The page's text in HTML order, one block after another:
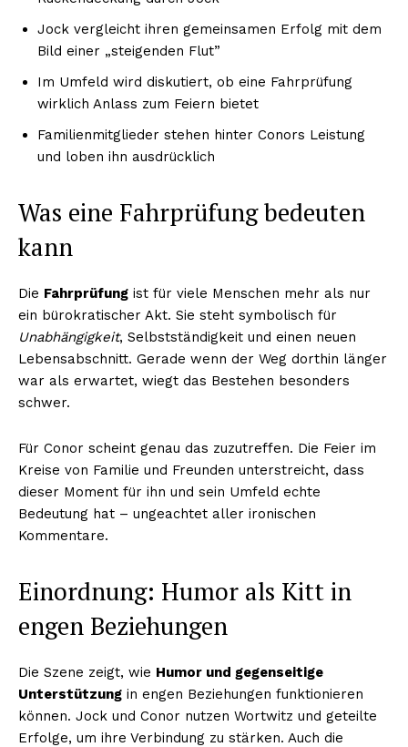
Jock vergleicht ihren gemeinsamen Erfolg mit dem
Bild einer „steigenden Flut”
Im Umfeld wird diskutiert, ob eine Fahrprüfung
wirklich Anlass zum Feiern bietet
Familienmitglieder stehen hinter Conors Leistung
und loben ihn ausdrücklich
Was eine Fahrprüfung bedeuten
kann
Die Fahrprüfung ist für viele Menschen mehr als nur
ein bürokratischer Akt. Sie steht symbolisch für
Unabhängigkeit, Selbstständigkeit und einen neuen
Lebensabschnitt. Gerade wenn der Weg dorthin länger
war als erwartet, wiegt das Bestehen besonders
schwer.
Für Conor scheint genau das zuzutreffen. Die Feier im
Kreise von Familie und Freunden unterstreicht, dass
dieser Moment für ihn und sein Umfeld echte
Bedeutung hat – ungeachtet aller ironischen
Kommentare.
Einordnung: Humor als Kitt in
engen Beziehungen
Die Szene zeigt, wie Humor und gegenseitige
Unterstützung in engen Beziehungen funktionieren
können. Jock und Conor nutzen Wortwitz und geteilte
Erfolge, um ihre Verbindung zu stärken. Auch die